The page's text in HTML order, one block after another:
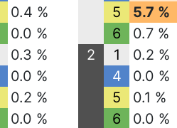
0.4 %
0.0 %
0.3 %
0.0 %
0.2 %
0.0 %
5
5.7 %
6
0.7 %
2
1
0.2 %
4
0.0 %
5
0.1 %
6
0.0 %